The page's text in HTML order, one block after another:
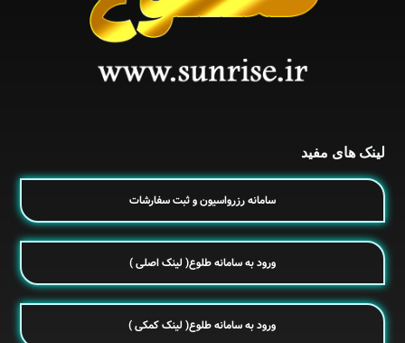
لینک های مفید
سامانه رزرواسیون و ثبت سفارشات
ورود به سامانه طلوع( لینک اصلی )
ورود به سامانه طلوع( لینک کمکی )